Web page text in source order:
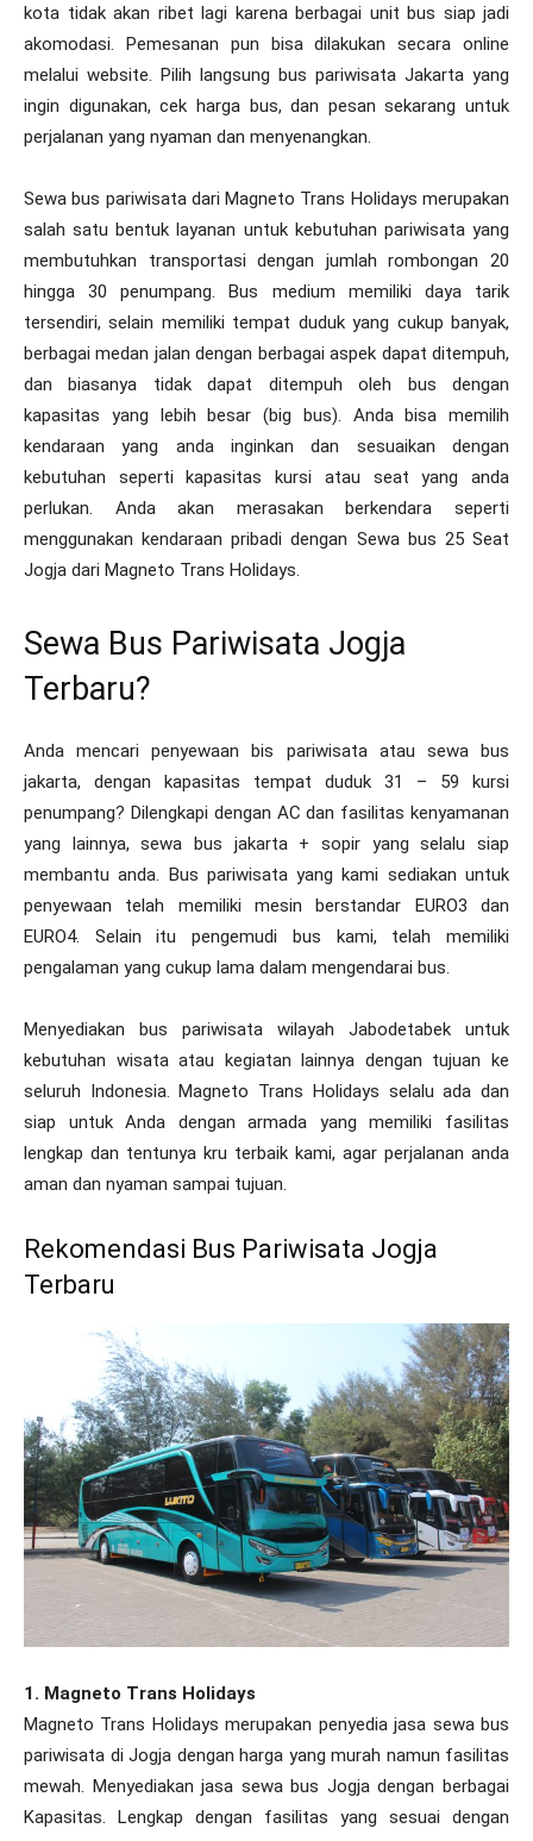
kota tidak akan ribet lagi karena berbagai unit bus siap jadi
akomodasi. Pemesanan pun bisa dilakukan secara online
melalui website. Pilih langsung bus pariwisata Jakarta yang
ingin digunakan, cek harga bus, dan pesan sekarang untuk
perjalanan yang nyaman dan menyenangkan.
Sewa bus pariwisata dari Magneto Trans Holidays merupakan
salah satu bentuk layanan untuk kebutuhan pariwisata yang
membutuhkan transportasi dengan jumlah rombongan 20
hingga 30 penumpang. Bus medium memiliki daya tarik
tersendiri, selain memiliki tempat duduk yang cukup banyak,
berbagai medan jalan dengan berbagai aspek dapat ditempuh,
dan biasanya tidak dapat ditempuh oleh bus dengan
kapasitas yang lebih besar (big bus). Anda bisa memilih
kendaraan yang anda inginkan dan sesuaikan dengan
kebutuhan seperti kapasitas kursi atau seat yang anda
perlukan. Anda akan merasakan berkendara seperti
menggunakan kendaraan pribadi dengan Sewa bus 25 Seat
Jogja dari Magneto Trans Holidays.
Sewa Bus Pariwisata Jogja
Terbaru?
Anda mencari penyewaan bis pariwisata atau sewa bus
jakarta, dengan kapasitas tempat duduk 31 – 59 kursi
penumpang? Dilengkapi dengan AC dan fasilitas kenyamanan
yang lainnya, sewa bus jakarta + sopir yang selalu siap
membantu anda. Bus pariwisata yang kami sediakan untuk
penyewaan telah memiliki mesin berstandar EURO3 dan
EURO4. Selain itu pengemudi bus kami, telah memiliki
pengalaman yang cukup lama dalam mengendarai bus.
Menyediakan bus pariwisata wilayah Jabodetabek untuk
kebutuhan wisata atau kegiatan lainnya dengan tujuan ke
seluruh Indonesia. Magneto Trans Holidays selalu ada dan
siap untuk Anda dengan armada yang memiliki fasilitas
lengkap dan tentunya kru terbaik kami, agar perjalanan anda
aman dan nyaman sampai tujuan.
Rekomendasi Bus Pariwisata Jogja
Terbaru
1. Magneto Trans Holidays
Magneto Trans Holidays merupakan penyedia jasa sewa bus
pariwisata di Jogja dengan harga yang murah namun fasilitas
mewah. Menyediakan jasa sewa bus Jogja dengan berbagai
Kapasitas. Lengkap dengan fasilitas yang sesuai dengan